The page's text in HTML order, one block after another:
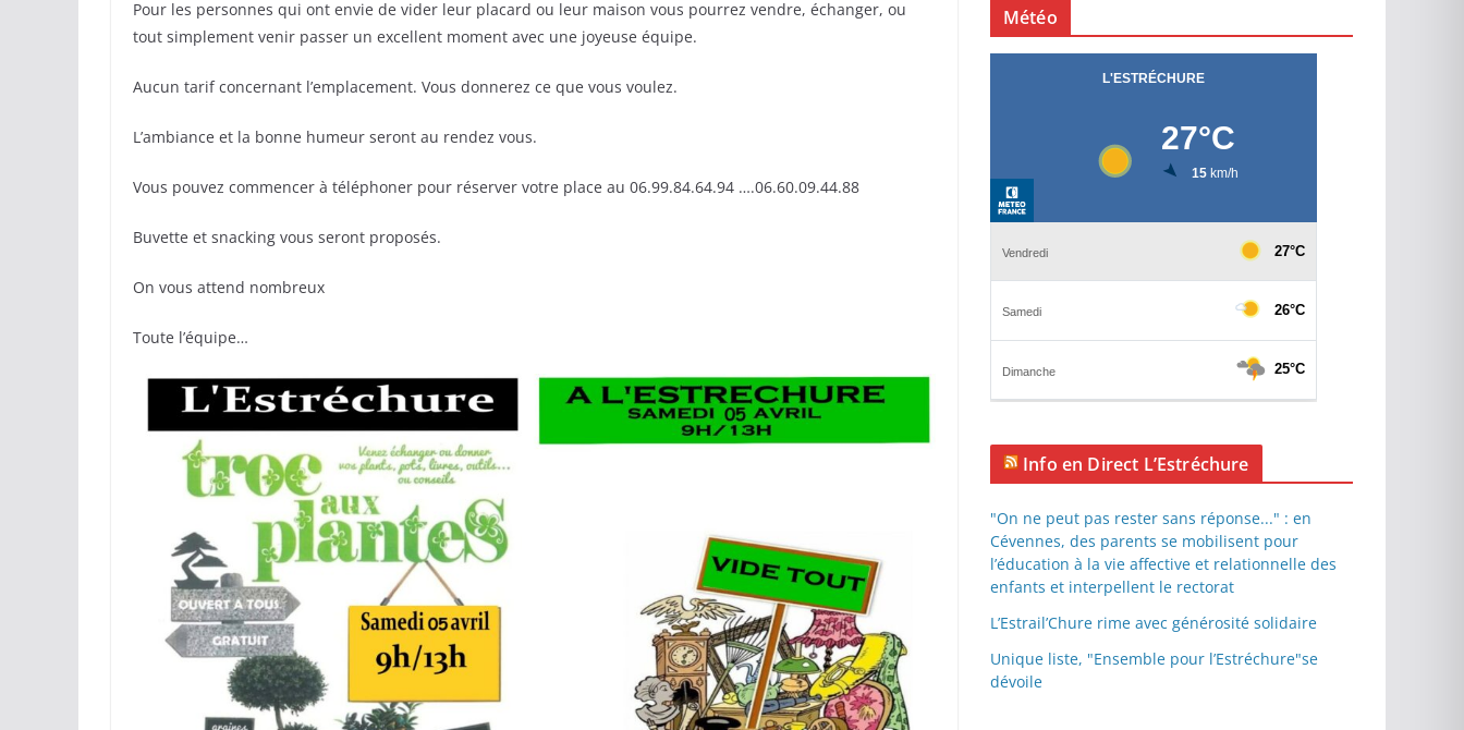
Pour les personnes qui ont envie de vider leur placard ou leur maison vous pourrez vendre, échanger, ou
tout simplement venir passer un excellent moment avec une joyeuse équipe.
Aucun tarif concernant l’emplacement. Vous donnerez ce que vous voulez.
L’ambiance et la bonne humeur seront au rendez vous.
Vous pouvez commencer à téléphoner pour réserver votre place au 06.99.84.64.94 ….06.60.09.44.88
Buvette et snacking vous seront proposés.
On vous attend nombreux
Toute l’équipe…
Météo
Info en Direct L’Estréchure
"On ne peut pas rester sans réponse..." : en
Cévennes, des parents se mobilisent pour
l’éducation à la vie affective et relationnelle des
enfants et interpellent le rectorat
L’Estrail’Chure rime avec générosité solidaire
Unique liste, "Ensemble pour l’Estréchure"se
dévoile